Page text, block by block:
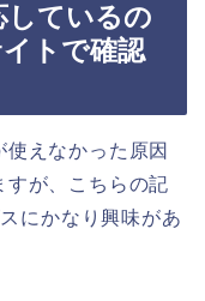
しているの
トで確認
えなかった原因
すが、こちらの記
にかなり興味があ